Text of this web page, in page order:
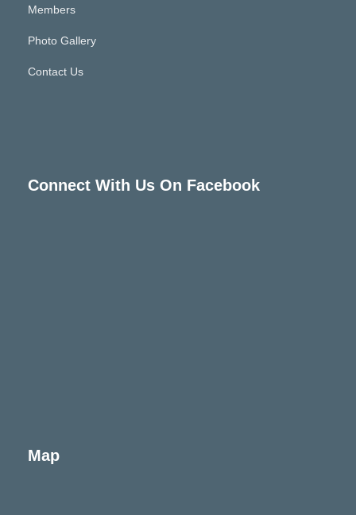
Members
Photo Gallery
Contact Us
Connect With Us On Facebook
Map